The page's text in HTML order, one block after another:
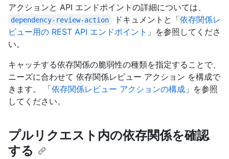
アクションと API エンドポイントの詳細については、
dependency-review-action ドキュメントと「依存関係レ
ビュー用の REST API エンドポイント 」を参照してくださ
い。
キャッチする依存関係の脆弱性の種類を指定することで、
ニーズに合わせて 依存関係レビュー アクション を構成で
きます。 「依存関係レビュー アクションの構成 」を参照
してください。
プルリクエスト内の依存関係を確認
する